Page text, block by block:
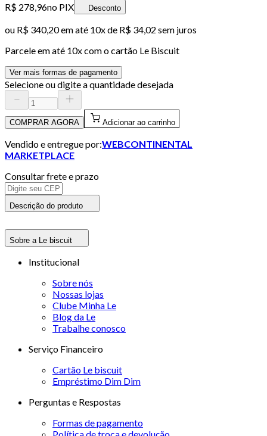
R$ 278,96no PIX Desconto
ou R$ 340,20em até 10x de R$ 34,02 sem juros
Parcele em até 10x com o cartão Le Biscuit
Ver mais formas de pagamento
Selecione ou digite a quantidade desejada
COMPRAR AGORA Adicionar ao carrinho
Vendido e entregue por:WEBCONTINENTAL
MARKETPLACE
Consultar frete e prazo
Descrição do produto
Sobre a Le biscuit
Institucional
Sobre nós
Nossas lojas
Clube Minha Le
Blog da Le
Trabalhe conosco
Serviço Financeiro
Cartão Le biscuit
Empréstimo Dim Dim
Perguntas e Respostas
Formas de pagamento